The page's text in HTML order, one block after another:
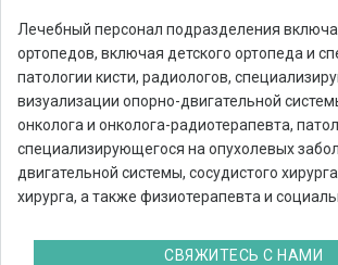
Лечебный персонал подразделения
ортопедов, включая детского ортопеда и
патологии кисти, радиологов,
визуализации опорно-двигательной
онколога и онколога-радиотерапевта,
специализирующегося на опухолевых
двигательной системы, сосудистого
хирурга, а также физиотерапевта и
СВЯЖИТЕСЬ С НАМИ